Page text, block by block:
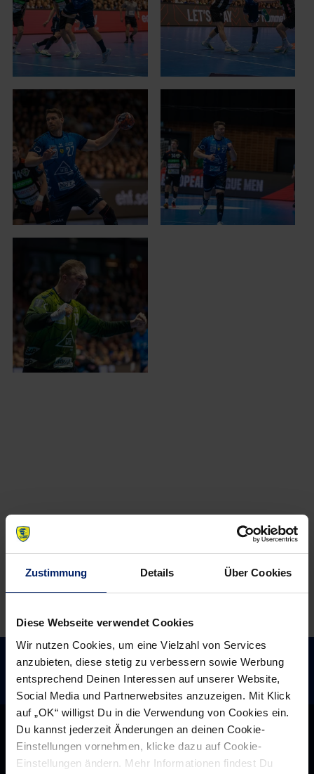
Zustimmung Details Über Cookies
Diese Webseite verwendet Cookies
Wir nutzen Cookies, um eine Vielzahl von Services
anzubieten, diese stetig zu verbessern sowie Werbung
entsprechend Deinen Interessen auf unserer Website,
Social Media und Partnerwebsites anzuzeigen. Mit Klick
auf „OK“ willigst Du in die Verwendung von Cookies ein.
Du kannst jederzeit Änderungen an deinen Cookie-
Einstellungen vornehmen, klicke dazu auf Cookie-
Einstellungen ändern. Mehr Informationen findest Du